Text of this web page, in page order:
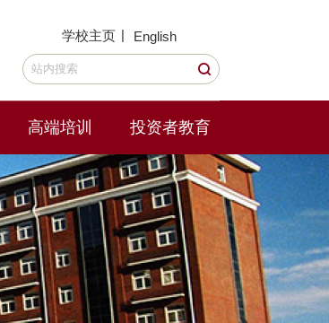
学校主页 | English
高端培训 投资者教育